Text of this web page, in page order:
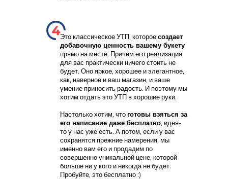
Это классическое УТП, котороесоздает
добавочную ценность вашему букету
прямо на месте. Причем его реализация
для вас практически ничего стоить не
будет. Оно яркое, хорошее и элегантное,
как, наверное и ваш магазин, и ваше
умение приносить радость. И поэтому мы
хотим отдать это УТП в хорошие руки.
Настолько хотим, чтоготовы взяться за
его написание даже бесплатно, идея-
то у нас уже есть. А потом, если у вас
сохранятся прежние намерения, мы
именно вам его и продадим по
совершенно уникальной цене, которой
больше ни у кого и никогда не будет.
Пробуйте, это бесплатно :)